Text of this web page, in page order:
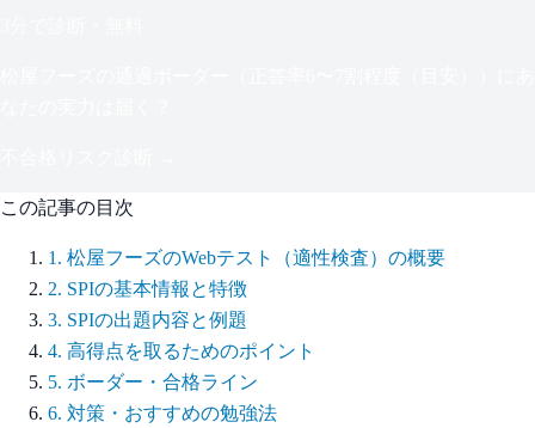
この記事の目次
1 . 松屋フーズのWebテスト（適性検査）の概要
2. SPIの基本情報と特徴
3. SPIの出題内容と例題
4. 高得点を取るためのポイント
5. ボーダー・合格ライン
6. 対策・おすすめの勉強法